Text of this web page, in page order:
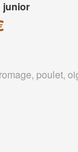
junior
poulet,